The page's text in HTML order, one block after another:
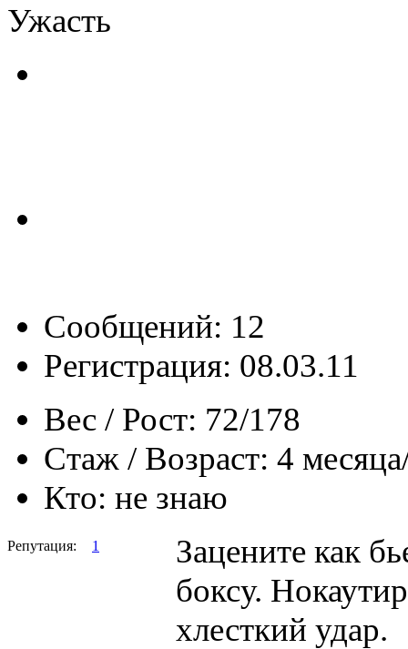
Ужасть
Сообщений: 12
Регистрация: 08.03.11
Вес / Рост: 72/178
Стаж / Возраст: 4
Кто: не знаю
Репутация: 1
Зацените как
боксу.
хлесткий удар.